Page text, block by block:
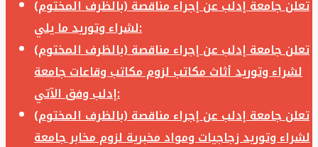
تعلن جامعة إدلب عن إجراء مناقصة (بالظرف المختوم)
لشراء وتوريد ما يلي:
تعلن جامعة إدلب عن إجراء مناقصة (بالظرف المختوم)
لشراء وتوريد أثاث مكاتب لزوم مكاتب وقاعات جامعة
إدلب وفق الآتي:
تعلن جامعة إدلب عن إجراء مناقصة (بالظرف المختوم)
لشراء وتوريد زجاجيات ومواد مخبرية لزوم مخابر جامعة